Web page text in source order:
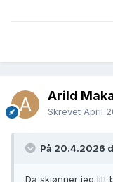
Arild
Skrevet April
På 20.4.2026
Da skjønner jeg litt